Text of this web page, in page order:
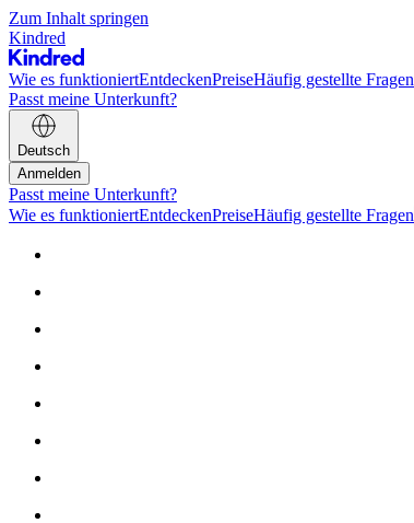
Zum Inhalt springen
Kindred
Wie es funktioniertEntdeckenPreiseHäufig gestellte Fragen
Passt meine Unterkunft?
Deutsch
Anmelden
Passt meine Unterkunft?
Wie es funktioniertEntdeckenPreiseHäufig gestellte Fragen